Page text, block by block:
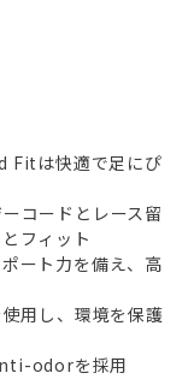
Fitは快適で足にぴ
コードとレース留
フィット
ート力を備え、高
用し、環境を保護
odorを採用